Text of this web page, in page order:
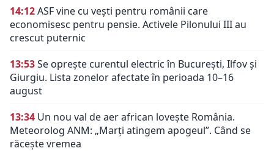
14:12ASF vine cu vești pentru românii care
economisesc pentru pensie. Activele Pilonului III au
crescut puternic
13:53Se oprește curentul electric în București, Ilfov și
Giurgiu. Lista zonelor afectate în perioada 10–16
august
13:34 Un nou val de aer african lovește România.
Meteorolog ANM: „Marți atingem apogeul”. Când se
răcește vremea